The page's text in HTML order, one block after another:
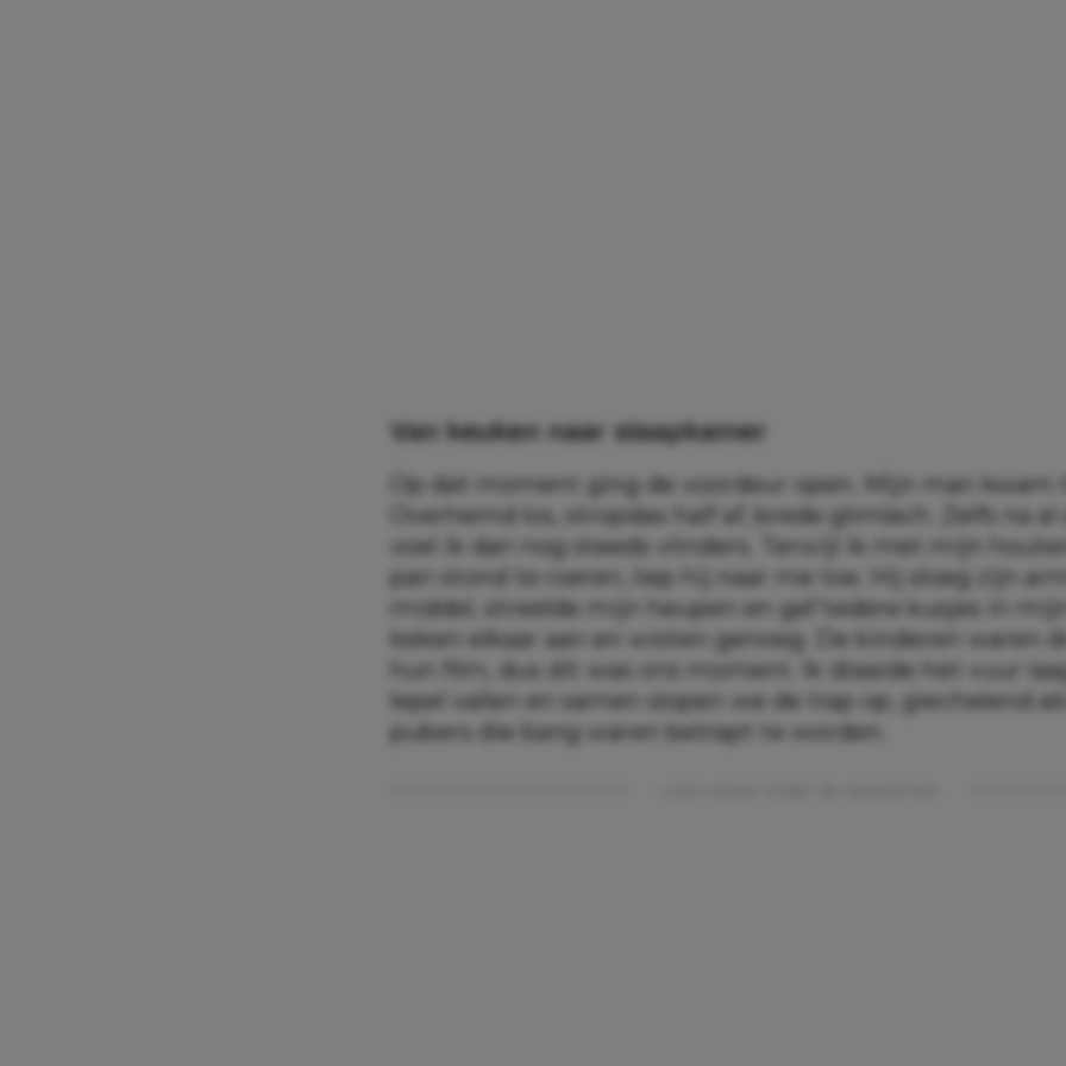
Van keuken naar slaapkamer
Op dat moment ging de voordeur open. Mijn man kwam
Overhemd los, stropdas half af, brede glimlach. Zelfs na al
voel ik dan nog steeds vlinders. Terwijl ik met mijn
pan stond te roeren, liep hij naar me toe. Hij sloeg zijn
middel, streelde mijn heupen en gaf tedere kusjes in
keken elkaar aan en wisten genoeg. De kinderen waren
hun film, dus dit was ons moment. Ik draaide het vuur
lepel vallen en samen slopen we de trap op, giechelend
pubers die bang waren betrapt te worden.